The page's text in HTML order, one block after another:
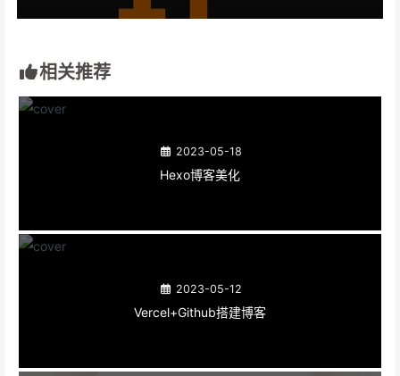
相关推荐
2023-05-18
Hexo博客美化
2023-05-12
Vercel+Github搭建博客